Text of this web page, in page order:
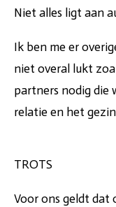
Niet alles ligt aan
Ik ben me er
niet overal lukt
partners nodig die
relatie en het
TROTS
Voor ons geldt dat